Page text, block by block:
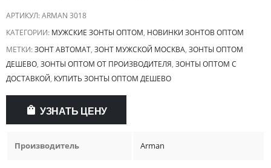
АРТИКУЛ:ARMAN 3018
КАТЕГОРИИ: МУЖСКИЕ ЗОНТЫ ОПТОМ, НОВИНКИ ЗОНТОВ ОПТОМ
МЕТКИ:ЗОНТ АВТОМАТ, ЗОНТ МУЖСКОЙ МОСКВА, ЗОНТЫ ОПТОМ
ДЕШЕВО, ЗОНТЫ ОПТОМ ОТ ПРОИЗВОДИТЕЛЯ, ЗОНТЫ ОПТОМ С
ДОСТАВКОЙ, КУПИТЬ ЗОНТЫ ОПТОМ ДЕШЕВО
УЗНАТЬ ЦЕНУ
Производитель Arman